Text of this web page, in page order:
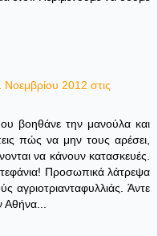
Νοεμβρίου 2012 στις
βοηθάνε την μανούλα και
πώς να μην τους αρέσει,
να κάνουν κατασκευές.
Προσωπικά λάτρεψα
αγριοτριανταφυλλιάς. Άντε
Αθήνα...